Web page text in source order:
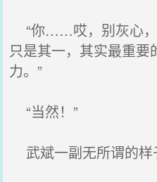
“你……哎，别灰心，
只是其一，其实最重
力。”
“当然！”
武斌一副无所谓的样